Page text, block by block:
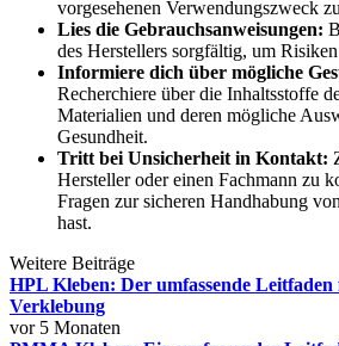
vorgesehenen Verwendungszweck
Lies die Gebrauchsanweisungen:
des Herstellers sorgfältig, um
Informiere dich über mögliche
Recherchiere über die Inhaltsstoffe
Materialien und deren mögliche
Gesundheit.
Tritt bei Unsicherheit in Kontakt:
Hersteller oder einen Fachmann zu
Fragen zur sicheren Handhabung
hast.
Weitere Beiträge
HPL Kleben: Der umfassende
Verklebung
vor 5 Monaten